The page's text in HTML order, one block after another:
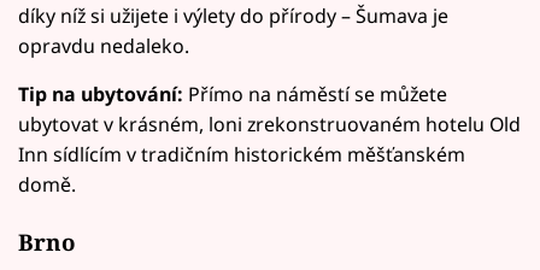
díky níž si užijete i výlety do přírody – Šumava je
opravdu nedaleko.
Tip na ubytování: Přímo na náměstí se můžete
ubytovat v krásném, loni zrekonstruovaném hotelu Old
Inn sídlícím v tradičním historickém měšťanském
domě.
Brno